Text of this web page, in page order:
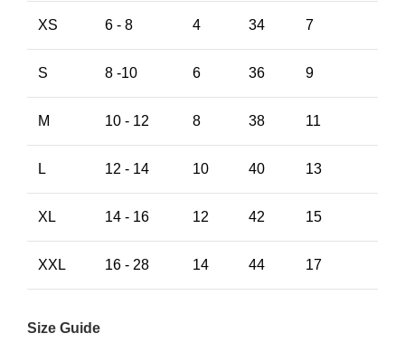
XS 6 - 8 4 34 7
S 8 -10 6 36 9
M 10 - 12 8 38 11
L 12 - 14 10 40 13
XL 14 - 16 12 42 15
XXL 16 - 28 14 44 17
Size Guide